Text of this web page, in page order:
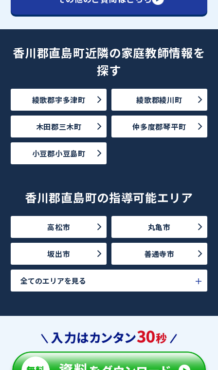
香川郡直島町近隣の家庭教師情報を
探す
綾歌郡宇多津町 綾歌郡綾川町
木田郡三木町 仲多度郡琴平町
小豆郡小豆島町
香川郡直島町の指導可能エリア
高松市 丸亀市
坂出市 善通寺市
全てのエリアを見る